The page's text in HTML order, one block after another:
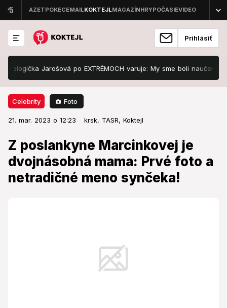
Prihlásiť
Jarošová po EXTRÉMOCH varuje: My sme boli naučení, že
Celebrity Foto
21. mar. 2023 o 12:23 krsk, TASR, Koktejl
Z poslankyne Marcinkovej je
dvojnásobná mama: Prvé foto a
netradičné meno synčeka!
Celebrity 21. mar. 2023 o 12:23
Z poslankyne Marcinkovej je
dvojnásobná mama: Prvé foto a
netradičné meno synčeka!
Známa poslankyňa oznámila krásnu novinku.